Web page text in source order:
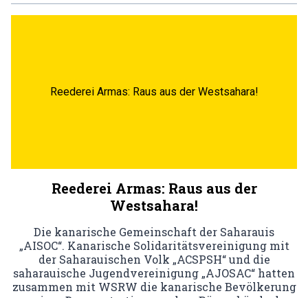
Reederei Armas: Raus aus der Westsahara!
Reederei Armas: Raus aus der
Westsahara!
Die kanarische Gemeinschaft der Saharauis
„AISOC“. Kanarische Solidaritätsvereinigung mit
der Saharauischen Volk „ACSPSH“ und die
saharauische Jugendvereinigung „AJOSAC“ hatten
zusammen mit WSRW die kanarische Bevölkerung